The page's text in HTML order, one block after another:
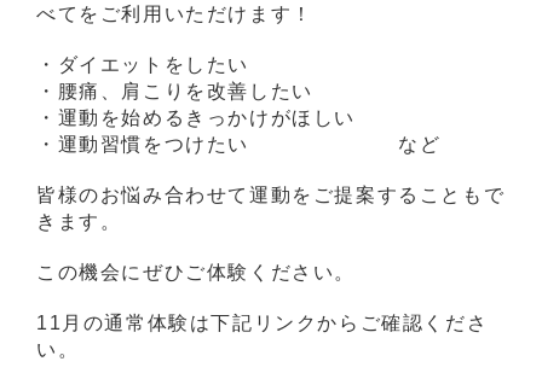
べてをご利用いただけます！
・ダイエットをしたい
・腰痛、肩こりを改善したい
・運動を始めるきっかけがほしい
・運動習慣をつけたい など
皆様のお悩み合わせて運動をご提案することもで
きます。
この機会にぜひご体験ください。
11月の通常体験は下記リンクからご確認くださ
い。